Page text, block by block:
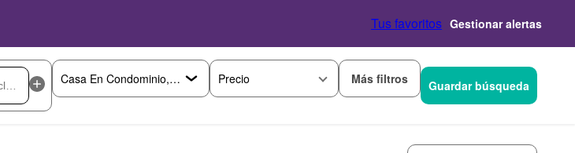
Tus favoritos Gestionar alertas
Precio Más filtros Guardar búsqueda